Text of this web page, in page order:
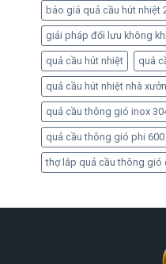
báo giá quả cầu hút nhiệt
giải pháp đối lưu không
quả cầu hút nhiệt quả
quả cầu hút nhiệt nhà
quả cầu thông gió inox
quả cầu thông gió phi
thợ lắp quả cầu thông gió